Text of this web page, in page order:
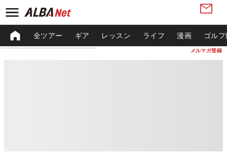
メルマガ登録
全ツアー ギア レッスン ライフ 漫画 ゴル